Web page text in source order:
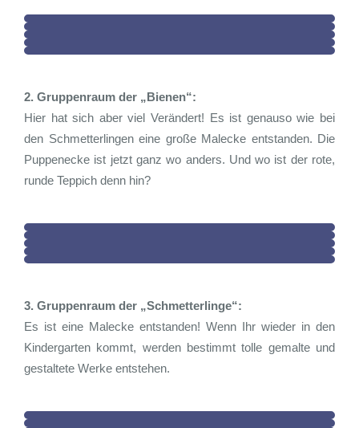
2. Gruppenraum der „Bienen“:
Hier hat sich aber viel Verändert! Es ist genauso wie bei
den Schmetterlingen eine große Malecke entstanden. Die
Puppenecke ist jetzt ganz wo anders. Und wo ist der rote,
runde Teppich denn hin?
3. Gruppenraum der „Schmetterlinge“:
Es ist eine Malecke entstanden! Wenn Ihr wieder in den
Kindergarten kommt, werden bestimmt tolle gemalte und
gestaltete Werke entstehen.